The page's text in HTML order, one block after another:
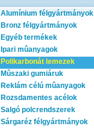
Alumínium félgyártmányok
Bronz félgyártmányok
Egyéb termékek
Ipari mûanyagok
Polikarbonát lemezek
Mûszaki gumiáruk
Reklám célú mûanyagok
Rozsdamentes acélok
Salgó polcrendszerek
Sárgaréz félgyártmányok